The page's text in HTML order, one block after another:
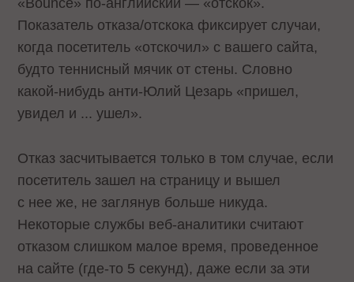
«Bounce» по-английский — «отскок».
Показатель отказа/отскока фиксирует случаи,
когда посетитель «отскочил» с вашего сайта,
будто теннисный мячик от стены. Словно
какой-нибудь анти-Юлий Цезарь «пришел,
увидел и ... ушел».
Отказ засчитывается только в том случае, если
посетитель зашел на страницу и вышел
с нее же, не заглянув больше никуда.
Некоторые службы веб-аналитики считают
отказом слишком малое время, проведенное
на сайте (где-то 5 секунд), даже если за эти